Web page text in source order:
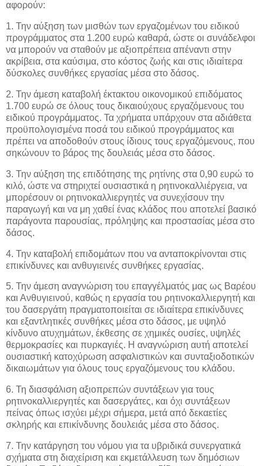
αφορούν:
1. Την αύξηση των μισθών των εργαζομένων του ειδικού
προγράμματος στα 1.200 ευρώ καθαρά, ώστε οι συνάδελφοι
να μπορούν να σταθούν με αξιοπρέπεια απέναντι στην
ακρίβεια, στα καύσιμα, στο κόστος ζωής και στις ιδιαίτερα
δύσκολες συνθήκες εργασίας μέσα στο δάσος.
2. Την άμεση καταβολή έκτακτου οικονομικού επιδόματος
1.700 ευρώ σε όλους τους δικαιούχους εργαζόμενους του
ειδικού προγράμματος. Τα χρήματα υπάρχουν στα αδιάθετα
προϋπολογισμένα ποσά του ειδικού προγράμματος και
πρέπει να αποδοθούν στους ίδιους τους εργαζόμενους, που
σηκώνουν το βάρος της δουλειάς μέσα στο δάσος.
3. Την αύξηση της επιδότησης της ρητίνης στα 0,90 ευρώ το
κιλό, ώστε να στηριχτεί ουσιαστικά η ρητινοκαλλιέργεια, να
μπορέσουν οι ρητινοκαλλιεργητές να συνεχίσουν την
παραγωγή και να μη χαθεί ένας κλάδος που αποτελεί βασικό
παράγοντα παρουσίας, πρόληψης και προστασίας μέσα στο
δάσος.
4. Την καταβολή επιδομάτων που να ανταποκρίνονται στις
επικίνδυνες και ανθυγιεινές συνθήκες εργασίας.
5. Την άμεση αναγνώριση του επαγγέλματός μας ως Βαρέου
και Ανθυγιεινού, καθώς η εργασία του ρητινοκαλλιεργητή και
του δασεργάτη πραγματοποιείται σε ιδιαίτερα επικίνδυνες
και εξαντλητικές συνθήκες μέσα στο δάσος, με υψηλό
κίνδυνο ατυχημάτων, έκθεσης σε χημικές ουσίες, υψηλές
θερμοκρασίες και πυρκαγιές. Η αναγνώριση αυτή αποτελεί
ουσιαστική κατοχύρωση ασφαλιστικών και συνταξιοδοτικών
δικαιωμάτων για όλους τους εργαζόμενους του κλάδου.
6. Τη διασφάλιση αξιοπρεπών συντάξεων για τους
ρητινοκαλλιεργητές και δασεργάτες, και όχι συντάξεων
πείνας όπως ισχύει μέχρι σήμερα, μετά από δεκαετίες
σκληρής και επικίνδυνης δουλειάς μέσα στο δάσος.
7. Την κατάργηση του νόμου για τα υβριδικά συνεργατικά
σχήματα στη διαχείριση και εκμετάλλευση των δημόσιων